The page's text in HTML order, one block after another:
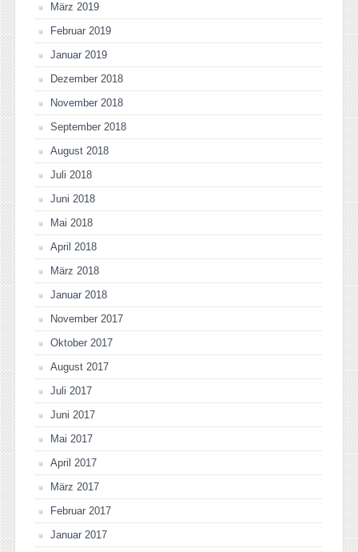
März 2019
Februar 2019
Januar 2019
Dezember 2018
November 2018
September 2018
August 2018
Juli 2018
Juni 2018
Mai 2018
April 2018
März 2018
Januar 2018
November 2017
Oktober 2017
August 2017
Juli 2017
Juni 2017
Mai 2017
April 2017
März 2017
Februar 2017
Januar 2017